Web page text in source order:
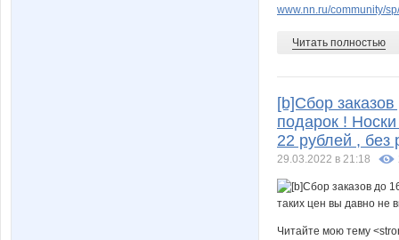
www.nn.ru/community/
Читать полностью
[b]Сбор
подарок !
22 рублей ,
29.03.2022 в 21:18
Читайте мою тему